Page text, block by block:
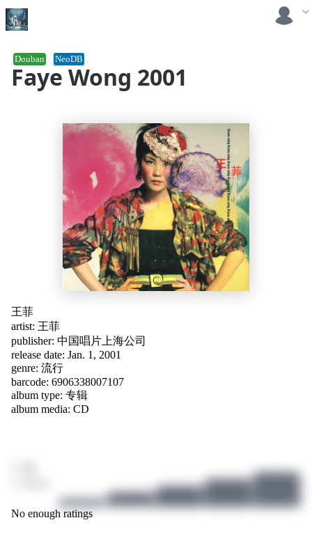
Faye Wong 2001
Douban NeoDB
王菲
artist: 王菲
publisher: 中国唱片上海公司
release date: Jan. 1, 2001
genre: 流行
barcode: 6906338007107
album type: 专辑
album media: CD
No enough ratings